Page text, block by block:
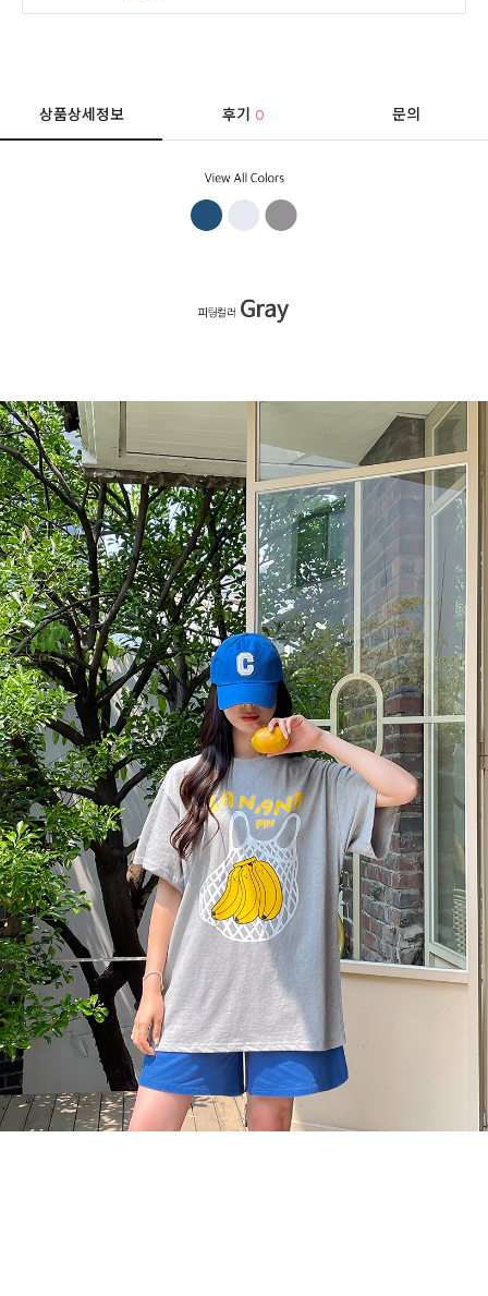
상품상세정보 후기0 문의